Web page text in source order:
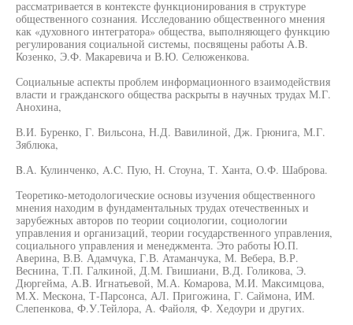
рассматривается в контексте функционирования в структуре
общественного сознания. Исследованию общественного мнения
как «духовного интегратора» общества, выполняющего функцию
регулирования социальной системы, посвящены работы A.B.
Козенко, Э.Ф. Макаревича и В.Ю. Селюженкова.
Социальные аспекты проблем информационного взаимодействия
власти и гражданского общества раскрыты в научных трудах М.Г.
Анохина,
В.И. Буренко, Г. Вильсона, Н.Д. Вавилиной, Дж. Грюнига, М.Г.
Зяблюка,
B.А. Кулинченко, A.C. Пую, Н. Стоуна, Т. Ханта, О.Ф. Шаброва.
Теоретико-методологические основы изучения общественного
мнения находим в фундаментальных трудах отечественных и
зарубежных авторов по теории социологии, социологии
управления и организаций, теории государственного управления,
социального управления и менеджмента. Это работы Ю.П.
Аверина, В.В. Адамчука, Г.В. Атаманчука, М. Вебера, В.Р.
Веснина, Т.П. Галкиной, Д.М. Гвишиани, В.Д. Голикова, Э.
Дюргейма, A.B. Игнатьевой, М.А. Комарова, М.И. Максимцова,
М.Х. Мескона, Т-Парсонса, АЛ. Пригожина, Г. Саймона, ИМ.
Слепенкова, Ф.У.Тейлора, А. Файоля, Ф. Хедоури и других.